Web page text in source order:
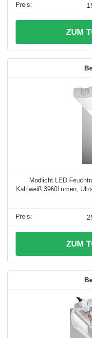
ZUM
Modlicht LED
Kaltlweiß 3960Lumen,
ZUM